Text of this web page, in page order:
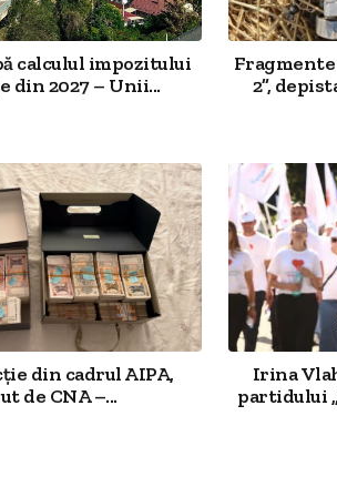
calculul impozitului
din 2027 – Unii...
2”,
din cadrul AIPA,
de CNA –...
Irina
partidului